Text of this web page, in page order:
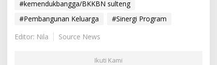
#kemendukbangga/BKKBN sulteng
#Pembangunan Keluarga
#Sinergi Program
Editor: Nila
Source News
Ikuti Kami